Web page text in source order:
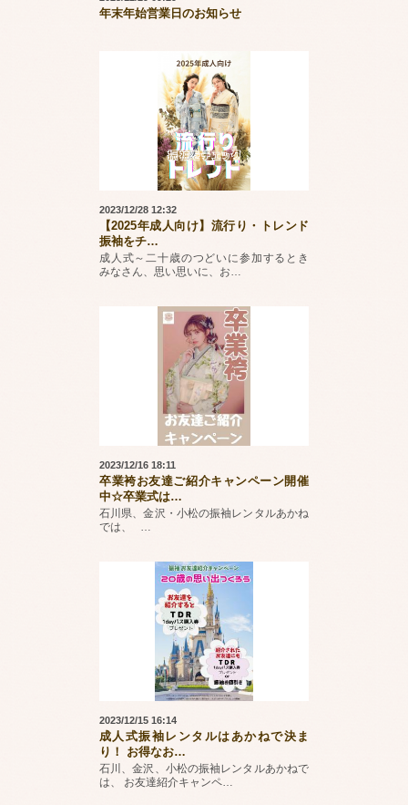
年末年始営業日のお知らせ
2023/12/28 12:32
【2025年成人向け】流行り・トレンド
振袖をチ…
成人式～二十歳のつどいに参加するとき
みなさん、思い思いに、お…
2023/12/16 18:11
卒業袴お友達ご紹介キャンペーン開催
中☆卒業式は…
石川県、金沢・小松の振袖レンタルあかね
では、 …
2023/12/15 16:14
成人式振袖レンタルはあかねで決ま
り！ お得なお…
石川、金沢、小松の振袖レンタルあかねで
は、 お友達紹介キャンペ…